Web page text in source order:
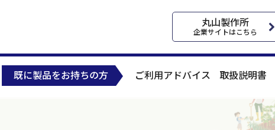
丸山製作所
企業サイトはこちら
既に製品をお持ちの方 ご利用アドバイス 取扱説明書